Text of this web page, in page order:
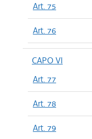
Art. 75
Art. 76
CAPO VI
Art. 77
Art. 78
Art. 79